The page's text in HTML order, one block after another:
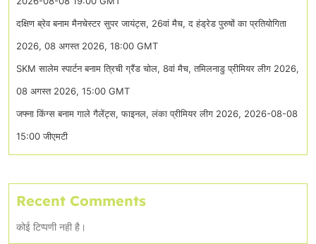
दक्षिण ब्रेव बनाम मैनचेस्टर सुपर जायंट्स, 26वां मैच, द हंड्रेड पुरुषों का प्रतियोगिता
2026, 08 अगस्त 2026, 18:00 GMT
SKM सालेम स्पार्टन बनाम त्रिची ग्रैंड चोल, 8वां मैच, तमिलनाडु प्रीमियर लीग 2026,
08 अगस्त 2026, 15:00 GMT
जफ्ना किंग्स बनाम गाले गैलेंट्स, फाइनल, लंका प्रीमियर लीग 2026, 2026-08-08
15:00 जीएमटी
Recent Comments
कोई टिप्पणी नही है।